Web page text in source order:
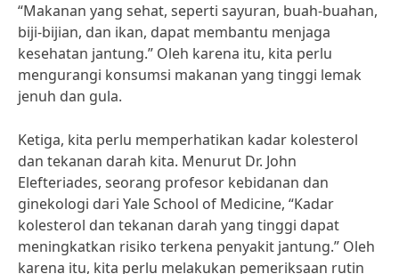
“Makanan yang sehat, seperti sayuran, buah-buahan,
biji-bijian, dan ikan, dapat membantu menjaga
kesehatan jantung.” Oleh karena itu, kita perlu
mengurangi konsumsi makanan yang tinggi lemak
jenuh dan gula.
Ketiga, kita perlu memperhatikan kadar kolesterol
dan tekanan darah kita. Menurut Dr. John
Elefteriades, seorang profesor kebidanan dan
ginekologi dari Yale School of Medicine, “Kadar
kolesterol dan tekanan darah yang tinggi dapat
meningkatkan risiko terkena penyakit jantung.” Oleh
karena itu, kita perlu melakukan pemeriksaan rutin